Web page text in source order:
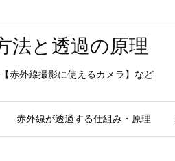
法と透過の原理
赤外線撮影に使えるカメラ】など
赤外線が透過する仕組み・原理